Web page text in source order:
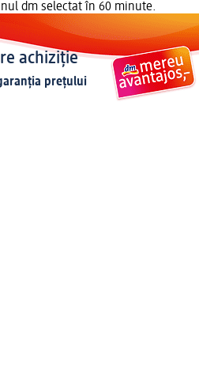
dm selectat în 60 minute.
achiziție
prețului